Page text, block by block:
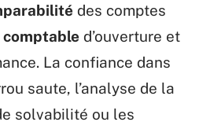
des comptes
comptable d’ouverture et
La confiance dans
saute, l’analyse de la
solvabilité ou les